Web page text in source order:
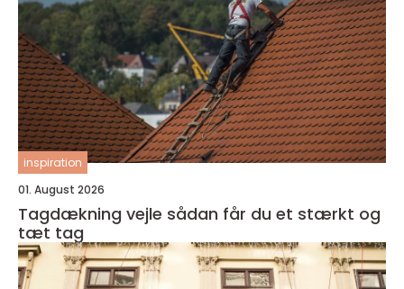
inspiration
01. August 2026
Tagdækning vejle sådan får du et stærkt og
tæt tag